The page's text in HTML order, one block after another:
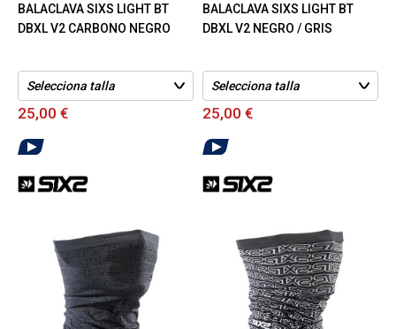
BALACLAVA SIXS LIGHT BT
DBXL V2 CARBONO NEGRO
25,00 €
BALACLAVA SIXS LIGHT BT
DBXL V2 NEGRO / GRIS
25,00 €